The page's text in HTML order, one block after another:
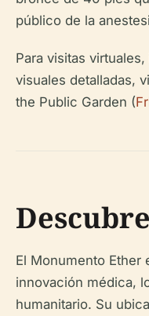
público de la
Para visitas
visuales detalladas,
the Public Garden (
El Monumento Ether
innovación médica,
humanitario. Su